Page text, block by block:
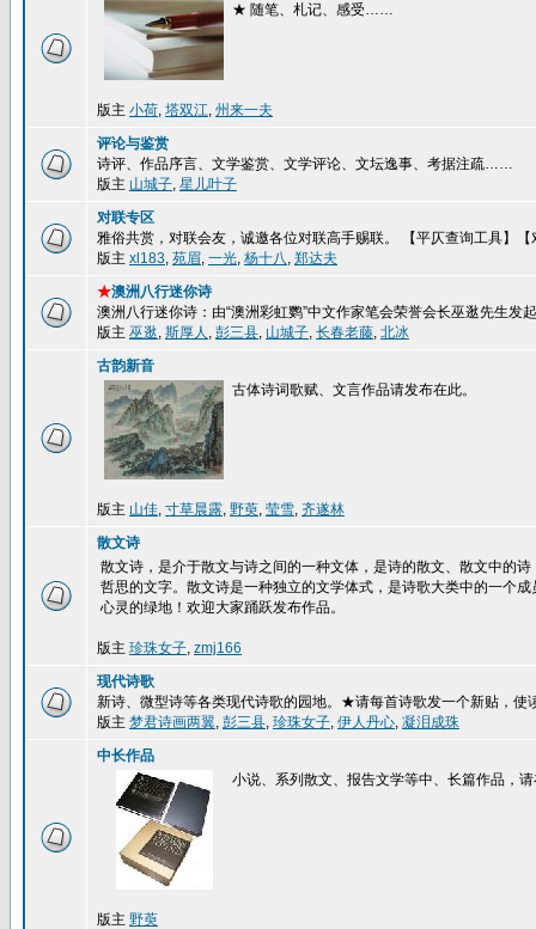
★ 随笔、札记、感受……
版主 小荷, 塔双江, 州来一夫
评论与鉴赏
诗评、作品序言、文学鉴赏、文学评论、文坛逸事、考据注疏……
版主 山城子, 星儿叶子
对联专区
雅俗共赏，对联会友，诚邀各位对联高手赐联。 【平仄查询工具】【
版主 xl183, 苑眉, 一光, 杨十八, 郑达夫
★澳洲八行迷你诗
澳洲八行迷你诗：由“澳洲彩虹鹦”中文作家笔会荣誉会长巫逖先生发
版主 巫逖, 斯厚人 , 彭三县, 山城子, 长春老藤, 北冰
古韵新音
古体诗词歌赋、文言作品请发布在此。
版主 山佳, 寸草晨露, 野萸, 莹雪, 齐遂林
散文诗
散文诗，是介于散文与诗之间的一种文体，是诗的散文、散文中的
哲思的文字。散文诗是一种独立的文学体式，是诗歌大类中的一个
心灵的绿地！欢迎大家踊跃发布作品。
版主 珍珠女子, zmj166
现代诗歌
新诗、微型诗等各类现代诗歌的园地。★请每首诗歌发一个新贴，使
版主 梦君诗画两翼, 彭三县, 珍珠女子, 伊人丹心, 凝泪成珠
中长作品
小说、系列散文、报告文学等中、长篇作品，
版主 野萸